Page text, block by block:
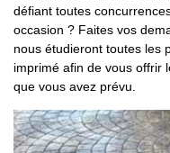
défiant toutes
occasion ? Faites vos
nous étudieront toutes les
imprimé afin de vous offrir
que vous avez prévu.